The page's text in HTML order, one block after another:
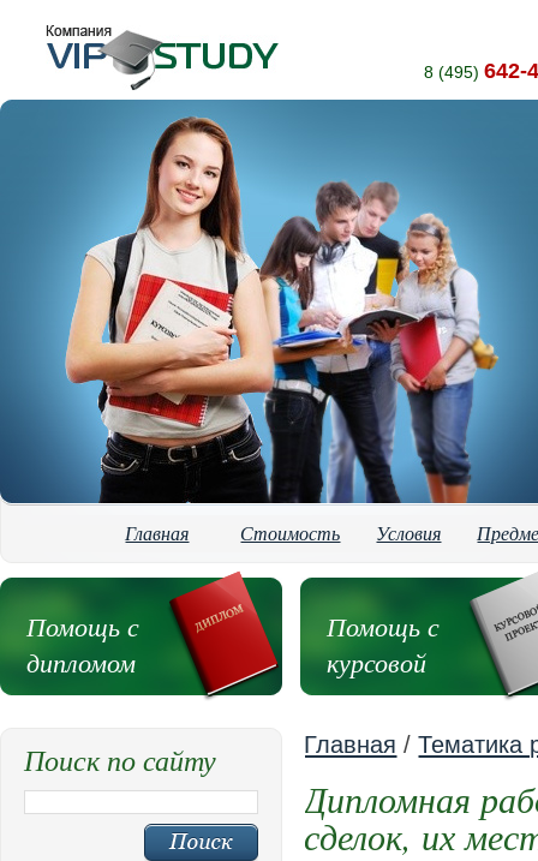
8 (495) 642-
Главная Стоимость Условия
Помощь с
дипломом
Помощь с
курсовой
Главная /Тематика
Дипломная
сделок, их
Поиск по сайту